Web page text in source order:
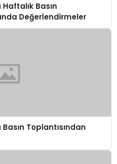
Basın
Değerlendirmeler
Toplantısından